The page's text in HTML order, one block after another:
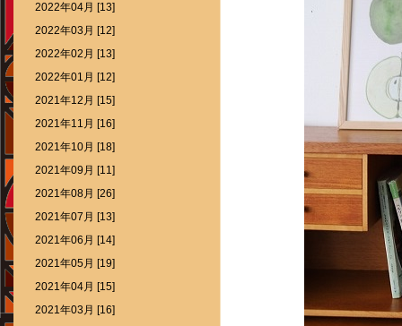
2022年04月 [13]
2022年03月 [12]
2022年02月 [13]
2022年01月 [12]
2021年12月 [15]
2021年11月 [16]
2021年10月 [18]
2021年09月 [11]
2021年08月 [26]
2021年07月 [13]
2021年06月 [14]
2021年05月 [19]
2021年04月 [15]
2021年03月 [16]